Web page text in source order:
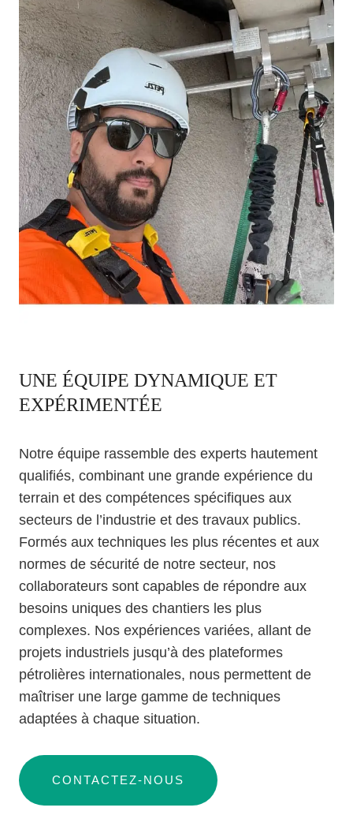
UNE ÉQUIPE DYNAMIQUE ET
EXPÉRIMENTÉE
Notre équipe rassemble des experts hautement
qualifiés, combinant une grande expérience du
terrain et des compétences spécifiques aux
secteurs de l’industrie et des travaux publics.
Formés aux techniques les plus récentes et aux
normes de sécurité de notre secteur, nos
collaborateurs sont capables de répondre aux
besoins uniques des chantiers les plus
complexes. Nos expériences variées, allant de
projets industriels jusqu’à des plateformes
pétrolières internationales, nous permettent de
maîtriser une large gamme de techniques
adaptées à chaque situation.
CONTACTEZ-NOUS